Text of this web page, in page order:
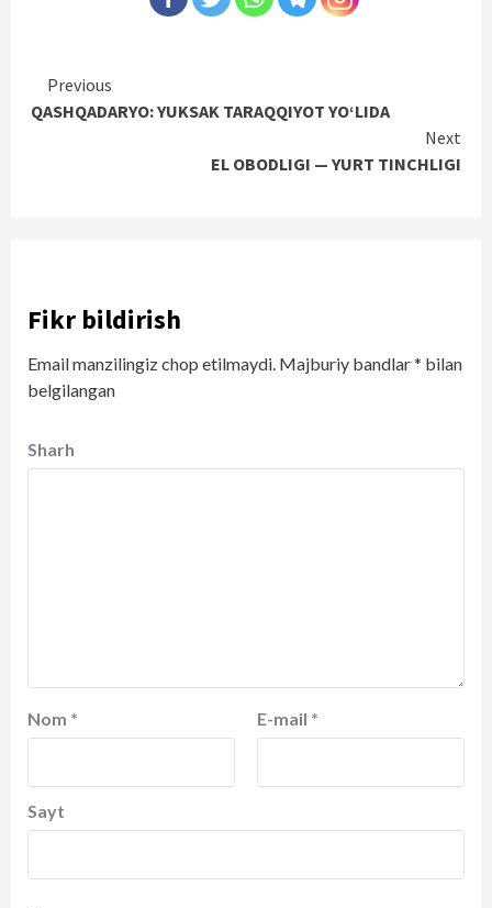
Continue
Reading
Previous
QASHQADARYO: YUKSAK TARAQQIYOT YO‘LIDA
Next
EL OBODLIGI — YURT TINCHLIGI
Fikr bildirish
Email manzilingiz chop etilmaydi. Majburiy bandlar* bilan
belgilangan
Sharh
Nom * E-mail *
Sayt